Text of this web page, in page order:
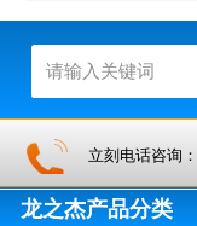
立刻电话咨询：
龙之杰产品分类